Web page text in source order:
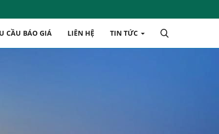
CẦU BÁO GIÁ LIÊN HỆ TIN TỨC